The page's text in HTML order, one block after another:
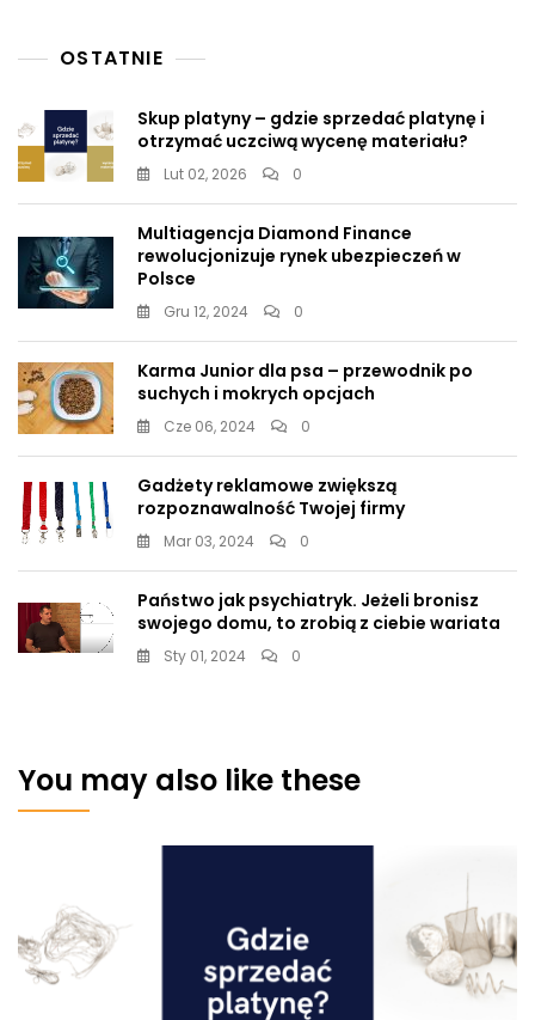
OSTATNIE
Skup platyny – gdzie sprzedać platynę i
otrzymać uczciwą wycenę materiału?
Lut 02, 2026 0
Multiagencja Diamond Finance
rewolucjonizuje rynek ubezpieczeń w
Polsce
Gru 12, 2024 0
Karma Junior dla psa – przewodnik po
suchych i mokrych opcjach
Cze 06, 2024 0
Gadżety reklamowe zwiększą
rozpoznawalność Twojej firmy
Mar 03, 2024 0
Państwo jak psychiatryk. Jeżeli bronisz
swojego domu, to zrobią z ciebie wariata
Sty 01, 2024 0
You may also like these